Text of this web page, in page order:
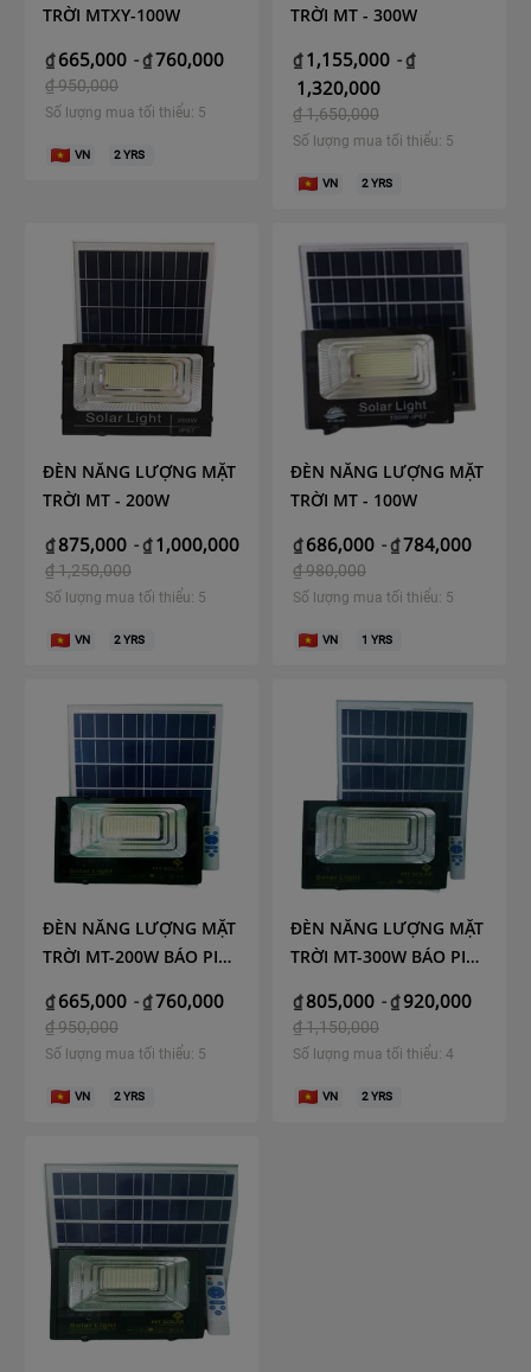
TRỜI MTXY-100W
₫ 665,000 -₫760,000
₫950,000
Số lượng mua tối thiểu: 5
VN 2YRS
TRỜI MT - 300W
₫ 1,155,000 -₫
1,320,000
₫1,650,000
Số lượng mua tối thiểu: 5
VN 2YRS
ĐÈN NĂNG LƯỢNG MẶT
TRỜI MT - 200W
₫ 875,000 -₫ 1,000,000
₫1,250,000
Số lượng mua tối thiểu: 5
VN 2YRS
ĐÈN NĂNG LƯỢNG MẶT
TRỜI MT - 100W
₫ 686,000 -₫784,000
₫980,000
Số lượng mua tối thiểu: 5
VN 1 YRS
ĐÈN NĂNG LƯỢNG MẶT
TRỜI MT-200W BÁO PIN
₫ 665,000 -₫760,000
₫950,000
Số lượng mua tối thiểu: 5
VN 2YRS
ĐÈN NĂNG LƯỢNG MẶT
TRỜI MT-300W BÁO PIN
₫ 805,000 -₫ 920,000
₫1,150,000
Số lượng mua tối thiểu: 4
VN 2YRS